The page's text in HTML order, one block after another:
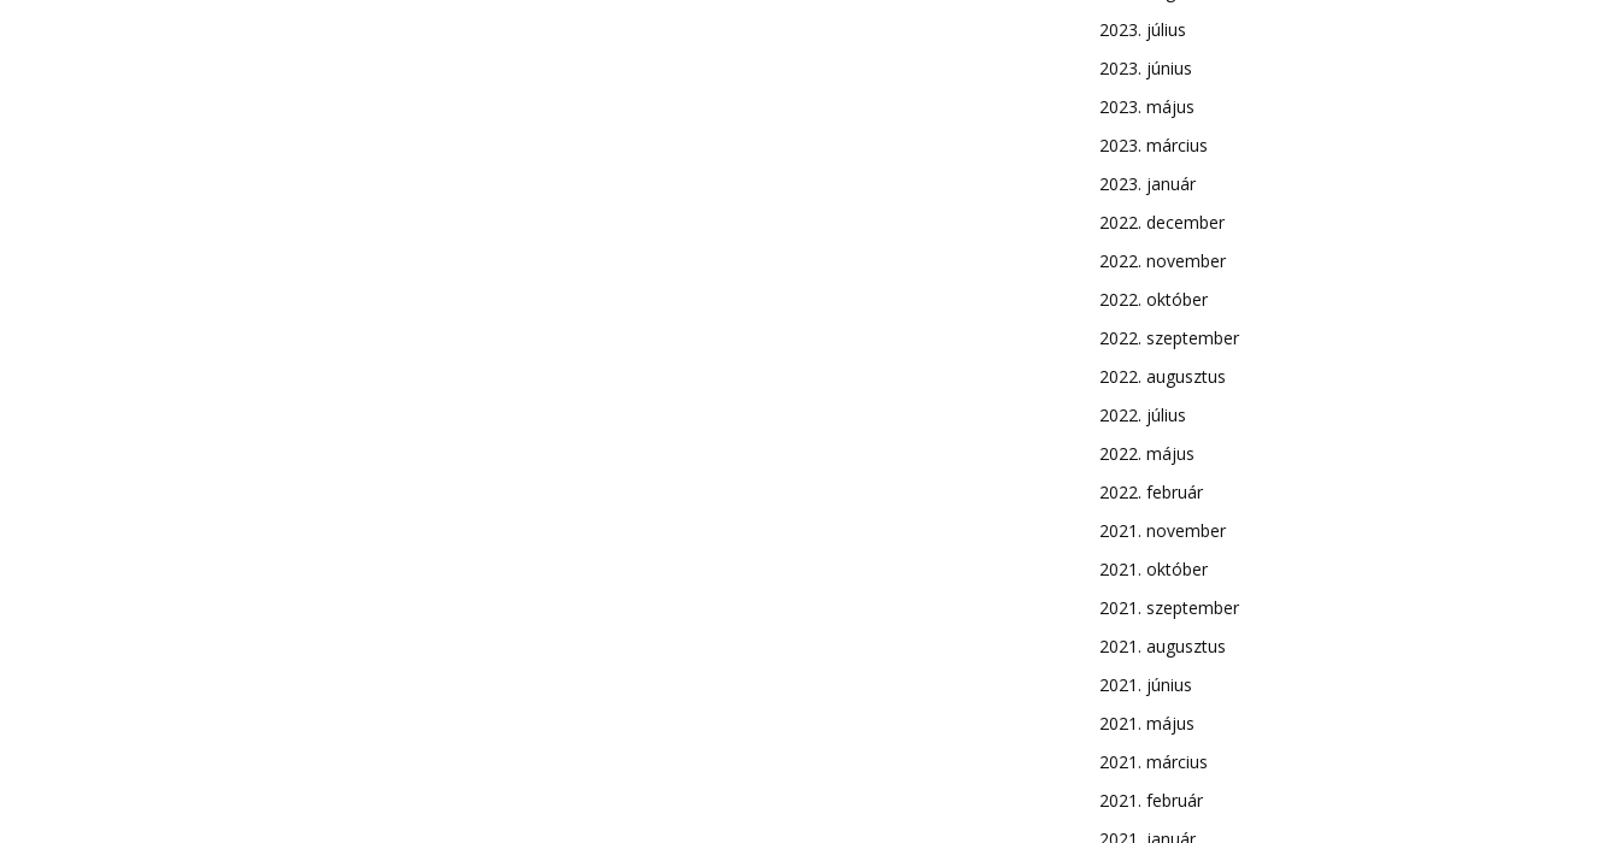
2023. július
2023. június
2023. május
2023. március
2023. január
2022. december
2022. november
2022. október
2022. szeptember
2022. augusztus
2022. július
2022. május
2022. február
2021. november
2021. október
2021. szeptember
2021. augusztus
2021. június
2021. május
2021. március
2021. február